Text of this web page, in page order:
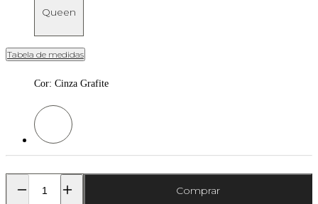
Queen
Tabela de medidas
Cor: Cinza Grafite
Cor: Cinza Grafite
Comprar